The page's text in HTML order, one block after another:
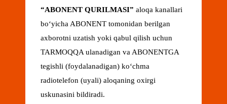
“ABONENT QURILMASI” aloqa kanallari
boʻyicha ABONENT tomonidan berilgan
axborotni uzatish yoki qabul qilish uchun
TARMOQQA ulanadigan va ABONENTGA
tegishli (foydalanadigan) koʻchma
radiotelefon (uyali) aloqaning oxirgi
uskunasini bildiradi.